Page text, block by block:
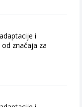
i
značaja za